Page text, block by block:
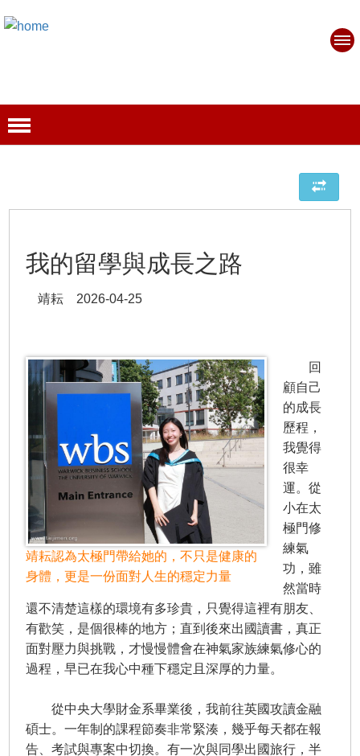
我的留學與成長之路
靖耘 2026-04-25
靖耘認為太極門帶給她的，不只是健康的
身體，更是一份面對人生的穩定力量
回
顧自己
的成長
歷程，
我覺得
很幸
運。從
小在太
極門修
練氣
功，雖
然當時
還不清楚這樣的環境有多珍貴，只覺得這裡有朋友、
有歡笑，是個很棒的地方；直到後來出國讀書，真正
面對壓力與挑戰，才慢慢體會在神氣家族練氣修心的
過程，早已在我心中種下穩定且深厚的力量。
從中央大學財金系畢業後，我前往英國攻讀金融
碩士。一年制的課程節奏非常緊湊，幾乎每天都在報
告、考試與專案中切換。有一次與同學出國旅行，半